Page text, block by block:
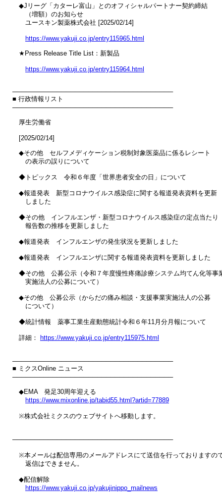
◆Jリーグ「カターレ富山」とのオフィシャルパートナー契約締結
（増額）のお知らせ
ユースキン製薬株式会社 [2025/02/14]
https://www.yakuji.co.jp/entry115965.html
★Press Release Title List：新製品
https://www.yakuji.co.jp/entry115964.html
────────────────────────────────────
■ 行政情報リスト
────────────────────────────────────
厚生労働省
[2025/02/14]
◆その他　セルフメディケーション税制対象医薬品に係るレシート
の表示の誤りについて
◆トピックス　令和６年度「世界患者安全の日」について
◆報道発表　新型コロナウイルス感染症に関する報道発表資料を更新
しました
◆その他　インフルエンザ・新型コロナウイルス感染症の定点当たり
報告数の推移を更新しました
◆報道発表　インフルエンザの発生状況を更新しました
◆報道発表　インフルエンザに関する報道発表資料を更新しました
◆その他　公募公示（令和７年度慢性疼痛診療システム均てん化等事
実施法人の公募について）
◆その他　公募公示（からだの痛み相談・支援事業実施法人の公募
について）
◆統計情報　薬事工業生産動態統計令和６年11月分月報について
詳細： https://www.yakuji.co.jp/entry115975.html
────────────────────────────────────
■ ミクスOnline ニュース
────────────────────────────────────
◆EMA　発足30周年迎える
https://www.mixonline.jp/tabid55.html?artid=77889
※株式会社ミクスのウェブサイトへ移動します。
────────────────────────────────────
※本メールは配信専用のメールアドレスにて送信を行っておりますの
返信はできません。
◆配信解除
https://www.yakuji.co.jp/yakujinippo_mailnews